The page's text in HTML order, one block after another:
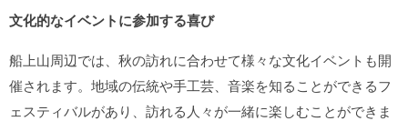
文化的なイベントに参加する喜び
船上山周辺では、秋の訪れに合わせて様々な文化イベントも開
催されます。地域の伝統や手工芸、音楽を知ることができるフ
ェスティバルがあり、訪れる人々が一緒に楽しむことができま